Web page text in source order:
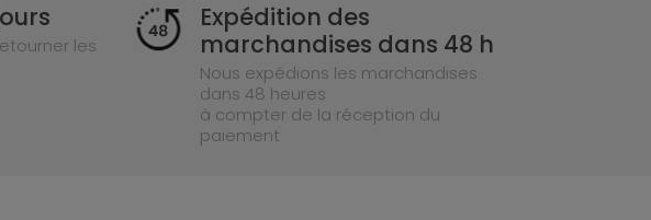
les
Expédition des
marchandises dans 48 h
Nous expédions les marchandises
dans 48 heures
à compter de la réception du
paiement